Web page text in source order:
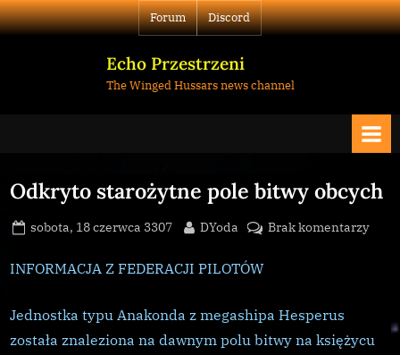
Skip
to
Forum Discord
Echo Przestrzeni
The Winged Hussars news channel
Odkryto starożytne pole bitwy obcych
Posted
sobota, 18 czerwca 3307 By
DYoda Brak komentarzydo
INFORMACJA Z FEDERACJI PILOTÓW
Jednostka typu Anakonda z megashipa Hesperus
została znaleziona na dawnym polu bitwy na księżycu